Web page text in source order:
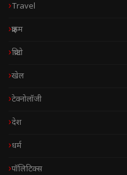
Travel
क्राइम
क्रिप्टो
खेल
टेक्नोलॉजी
देश
धर्म
पॉलिटिक्स